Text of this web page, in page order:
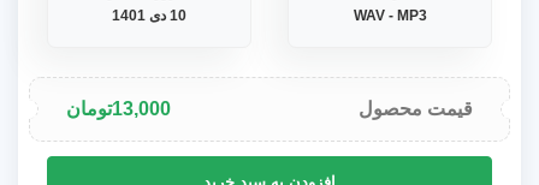
WAV - MP3
10 دی 1401
قیمت محصول 13,000تومان